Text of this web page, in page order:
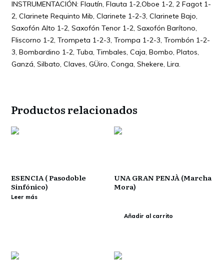
INSTRUMENTACIÓN: Flautín, Flauta 1-2,Oboe 1-2, 2 Fagot 1-
2, Clarinete Requinto Mib, Clarinete 1-2-3, Clarinete Bajo,
Saxofón Alto 1-2, Saxofón Tenor 1-2, Saxofón Barítono,
Fliscorno 1-2, Trompeta 1-2-3, Trompa 1-2-3, Trombón 1-2-
3, Bombardino 1-2, Tuba, Timbales, Caja, Bombo, Platos,
Ganzá, Silbato, Claves, GÜiro, Conga, Shekere, Lira.
Productos relacionados
ESENCIA ( Pasodoble
Sinfónico)
Leer más
UNA GRAN PENJÀ (Marcha
Mora)
Añadir al carrito